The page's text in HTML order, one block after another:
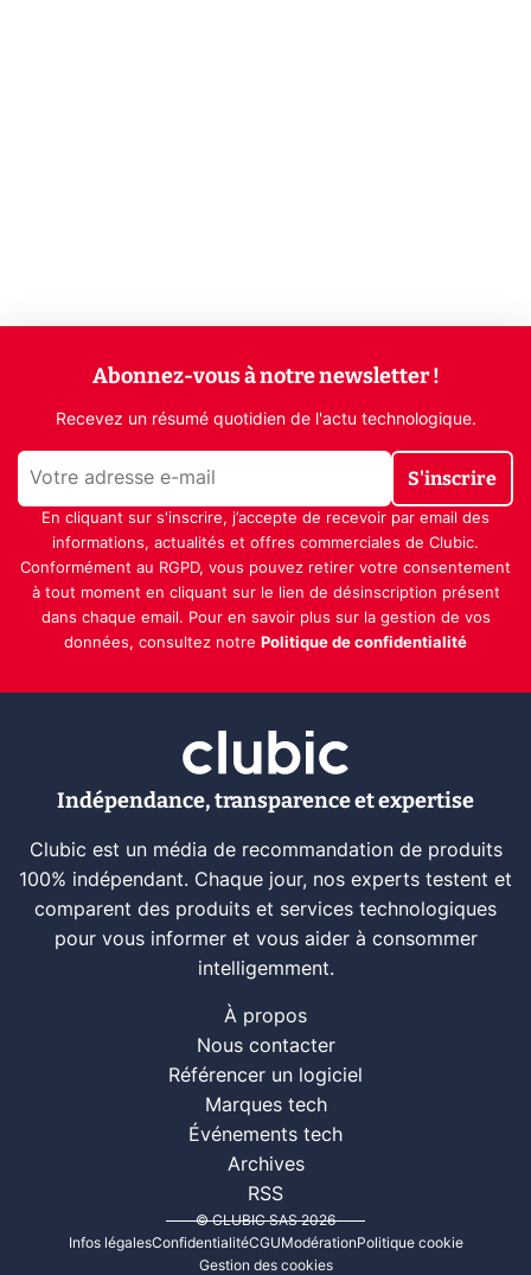
Abonnez-vous à notre newsletter !
Recevez un résumé quotidien de l'actu technologique.
S'inscrire
En cliquant sur s'inscrire, j’accepte de recevoir par email des
informations, actualités et offres commerciales de Clubic.
Conformément au RGPD, vous pouvez retirer votre consentement
à tout moment en cliquant sur le lien de désinscription présent
dans chaque email. Pour en savoir plus sur la gestion de vos
données, consultez notre Politique de confidentialité
Indépendance, transparence et expertise
Clubic est un média de recommandation de produits
100% indépendant. Chaque jour, nos experts testent et
comparent des produits et services technologiques
pour vous informer et vous aider à consommer
intelligemment.
À propos
Nous contacter
Référencer un logiciel
Marques tech
Événements tech
Archives
RSS
© CLUBIC SAS 2026
Infos légalesConfidentialitéCGUModérationPolitique cookie
Gestion des cookies